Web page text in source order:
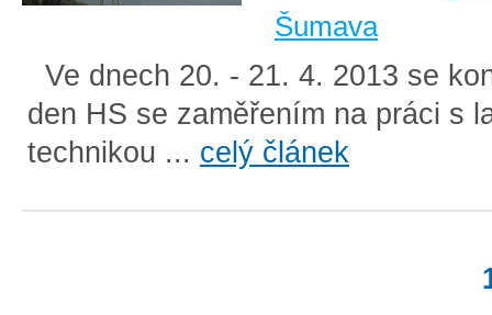
Šumava
Ve dnech 20. - 21. 4. 2013 se
den HS se zaměřením na práci s
technikou ... celý článek